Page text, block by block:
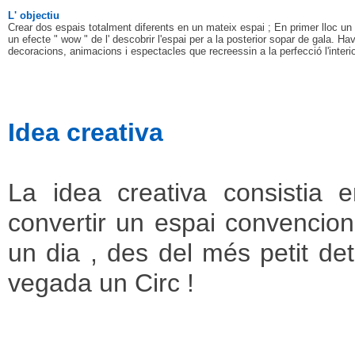
L' objectiu
Crear dos espais totalment diferents en un mateix espai ; En primer lloc
un efecte " wow " de l' descobrir l'espai per a la posterior sopar de gala.
decoracions, animacions i espectacles que recreessin a la perfecció
Idea creativa
La idea creativa consistia
convertir un espai
un dia , des del més petit
vegada un Circ !